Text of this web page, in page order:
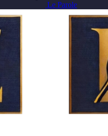
Le Parole